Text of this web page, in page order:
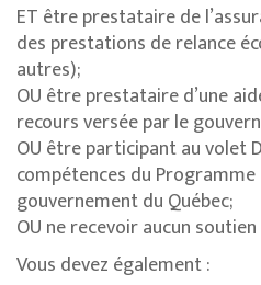
ET être prestataire de
des prestations de relance
autres);
OU être prestataire d’une
recours versée par le
OU être participant au volet
compétences du
gouvernement du Québec;
OU ne recevoir aucun
Vous devez également :